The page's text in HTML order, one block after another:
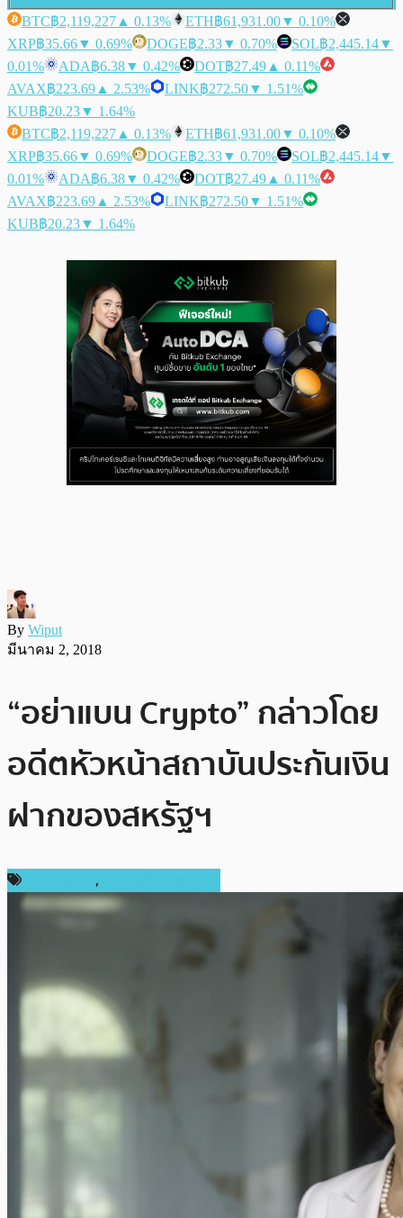
BTC฿2,119,227 ▲ 0.13% ETH฿61,931.00▼ 0.10%
XRP฿35.66▼ 0.69% DOGE฿2.33▼ 0.70% SOL฿2,445.14▼
0.01%
ADA฿6.38▼ 0.42% DOT฿27.49 ▲ 0.11%
AVAX฿223.69 ▲ 2.53% LINK฿272.50▼ 1.51%
KUB฿20.23▼ 1.64%
BTC฿2,119,227 ▲ 0.13% ETH฿61,931.00▼ 0.10%
XRP฿35.66▼ 0.69% DOGE฿2.33▼ 0.70% SOL฿2,445.14▼
0.01%
ADA฿6.38▼ 0.42% DOT฿27.49 ▲ 0.11%
AVAX฿223.69 ▲ 2.53% LINK฿272.50▼ 1.51%
KUB฿20.23▼ 1.64%
By Wiput
มีนาคม 2, 2018
“อย่าแบน Crypto” กล่าวโดย
อดีตหัวหน้าสถาบันประกันเงิน
ฝากของสหรัฐฯ
,